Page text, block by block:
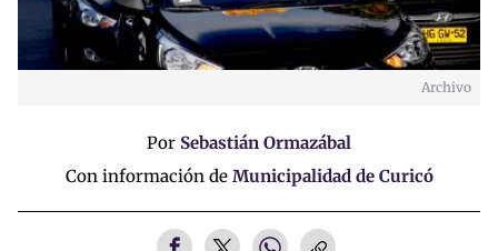
Archivo
Por Sebastián Ormazábal
Con información de Municipalidad de Curicó